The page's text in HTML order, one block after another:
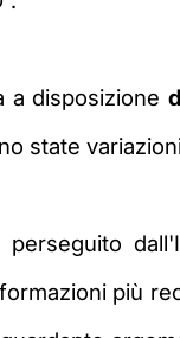
a disposizione
state
perseguito
più